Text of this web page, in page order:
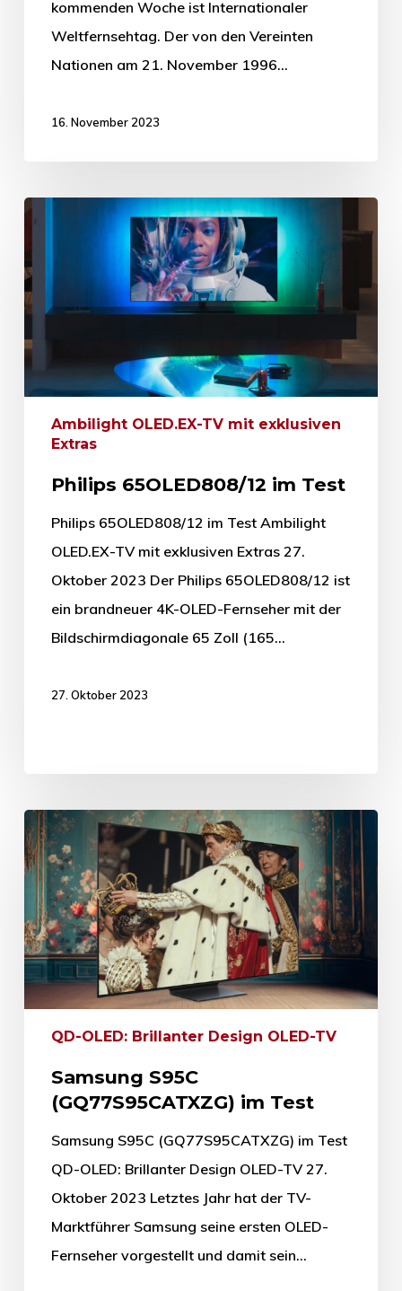
kommenden Woche ist Internationaler
Weltfernsehtag. Der von den Vereinten
Nationen am 21. November 1996…
16. November 2023
Ambilight OLED.EX-TV mit exklusiven
Extras
Philips 65OLED808/12 im Test
Philips 65OLED808/12 im Test Ambilight
OLED.EX-TV mit exklusiven Extras 27.
Oktober 2023 Der Philips 65OLED808/12 ist
ein brandneuer 4K-OLED-Fernseher mit der
Bildschirmdiagonale 65 Zoll (165…
27. Oktober 2023
QD-OLED: Brillanter Design OLED-TV
Samsung S95C
(GQ77S95CATXZG) im Test
Samsung S95C (GQ77S95CATXZG) im Test
QD-OLED: Brillanter Design OLED-TV 27.
Oktober 2023 Letztes Jahr hat der TV-
Marktführer Samsung seine ersten OLED-
Fernseher vorgestellt und damit sein…